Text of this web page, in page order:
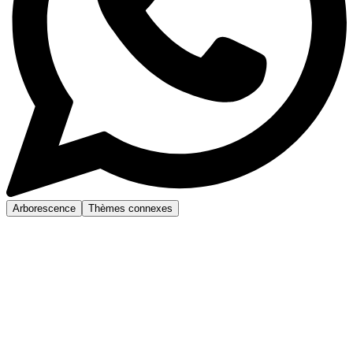
Arborescence Thèmes connexes